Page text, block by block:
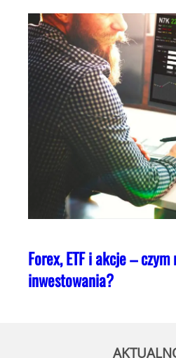
Forex, ETF i akcje –
inwestowania?